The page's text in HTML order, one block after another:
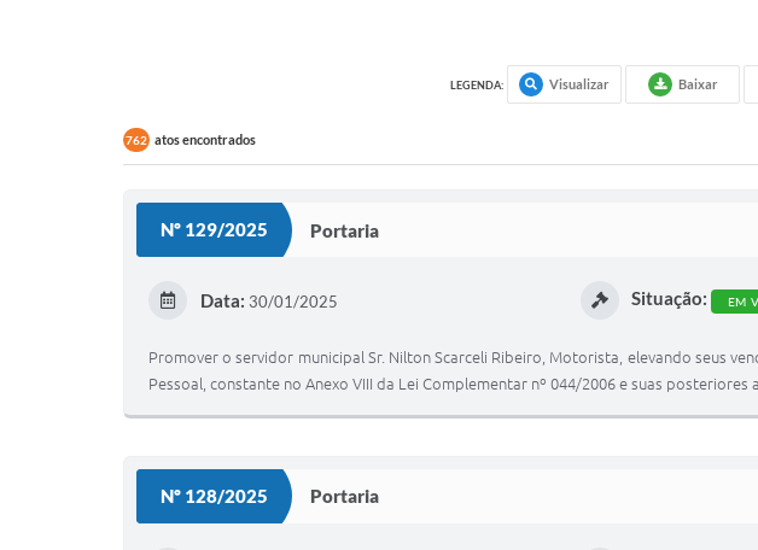
LEGENDA: Visualizar Baixar
762 atos encontrados
Nº 129/2025 Portaria
Data: 30/01/2025 Situação: EM
Promover o servidor municipal Sr. Nilton Scarceli Ribeiro, Motorista, elevando seus
Pessoal, constante no Anexo VIII da Lei Complementar nº 044/2006 e suas posteriores
Nº 128/2025 Portaria